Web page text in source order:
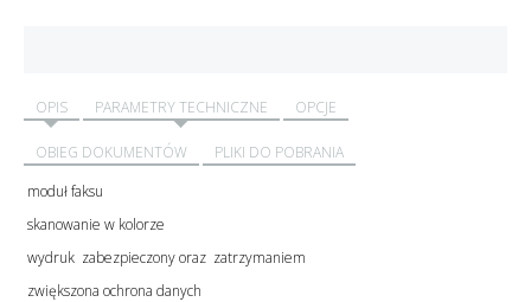
OPIS PARAMETRY TECHNICZNE OPCJE
OBIEG DOKUMENTÓW
PLIKI DO POBRANIA
moduł faksu
skanowanie w kolorze
wydruk zabezpieczony oraz zatrzymaniem
zwiększona ochrona danych